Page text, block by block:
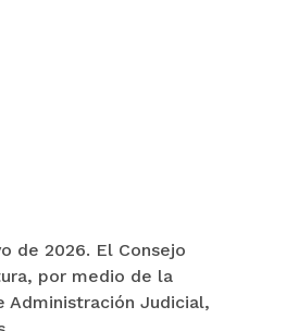
de 2026. El Consejo
por medio de la
Administración Judicial,